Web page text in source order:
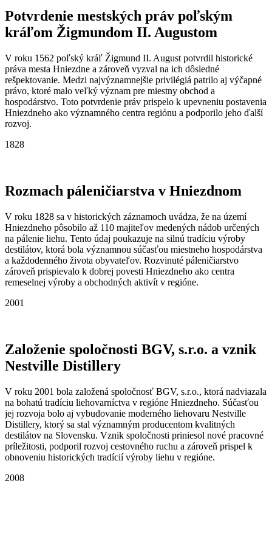
Potvrdenie mestských práv poľským
kráľom Žigmundom II. Augustom
V roku 1562 poľský kráľ Žigmund II. August potvrdil historické
práva mesta Hniezdne a zároveň vyzval na ich dôsledné
rešpektovanie. Medzi najvýznamnejšie privilégiá patrilo aj výčapné
právo, ktoré malo veľký význam pre miestny obchod a
hospodárstvo. Toto potvrdenie práv prispelo k upevneniu postavenia
Hniezdneho ako významného centra regiónu a podporilo jeho ďalší
rozvoj.
1828
Rozmach páleničiarstva v Hniezdnom
V roku 1828 sa v historických záznamoch uvádza, že na území
Hniezdneho pôsobilo až 110 majiteľov medených nádob určených
na pálenie liehu. Tento údaj poukazuje na silnú tradíciu výroby
destilátov, ktorá bola významnou súčasťou miestneho hospodárstva
a každodenného života obyvateľov. Rozvinuté páleničiarstvo
zároveň prispievalo k dobrej povesti Hniezdneho ako centra
remeselnej výroby a obchodných aktivít v regióne.
2001
Založenie spoločnosti BGV, s.r.o. a vznik
Nestville Distillery
V roku 2001 bola založená spoločnosť BGV, s.r.o., ktorá nadviazala
na bohatú tradíciu liehovarníctva v regióne Hniezdneho. Súčasťou
jej rozvoja bolo aj vybudovanie moderného liehovaru Nestville
Distillery, ktorý sa stal významným producentom kvalitných
destilátov na Slovensku. Vznik spoločnosti priniesol nové pracovné
príležitosti, podporil rozvoj cestovného ruchu a zároveň prispel k
obnoveniu historických tradícií výroby liehu v regióne.
2008